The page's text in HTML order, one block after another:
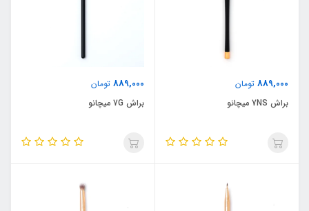
889,000 تومان
براش 7NS میچانو
889,000 تومان
براش 7G میچانو